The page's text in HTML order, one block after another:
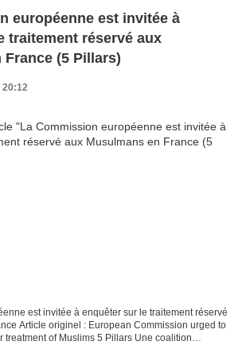
européenne est invitée à
traitement réservé aux
France (5 Pillars)
20:12
est invitée à enquêter sur le traitement réservé
Article originel : European Commission urged to
treatment of Muslims 5 Pillars Une coalition